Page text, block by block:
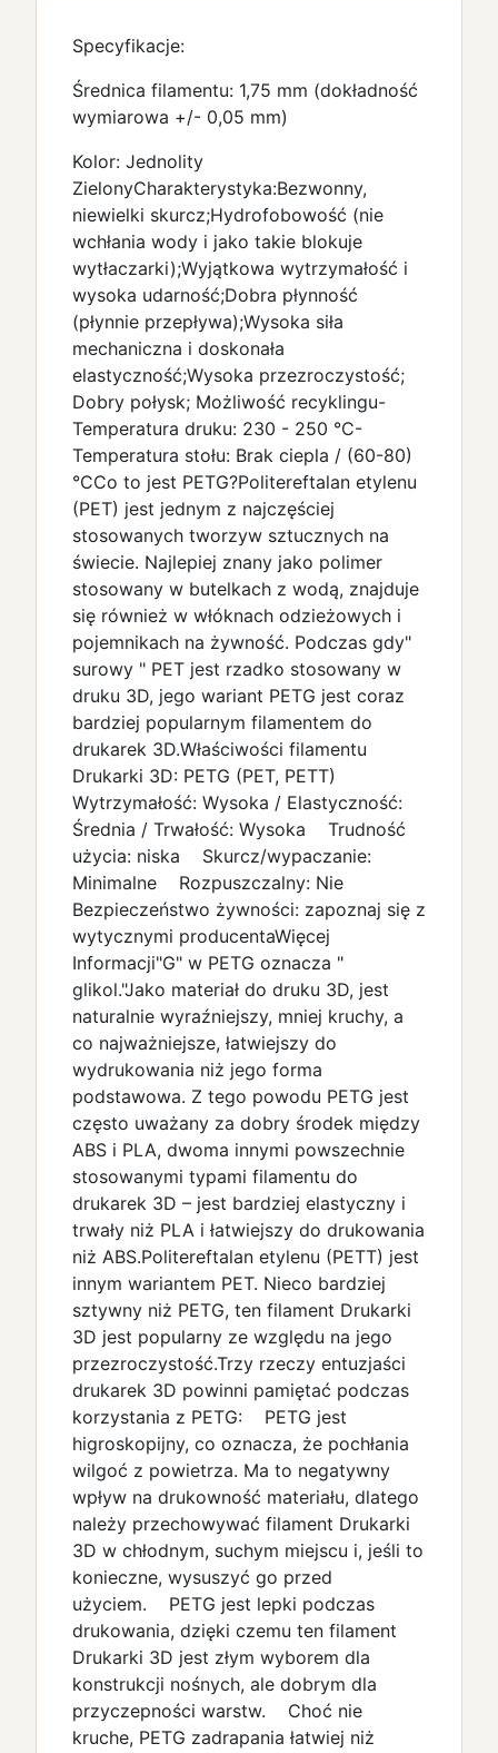
Specyfikacje:
Średnica filamentu: 1,75 mm (dokładność
wymiarowa +/- 0,05 mm)
Kolor: Jednolity
ZielonyCharakterystyka:Bezwonny,
niewielki skurcz;Hydrofobowość (nie
wchłania wody i jako takie blokuje
wytłaczarki);Wyjątkowa wytrzymałość i
wysoka udarność;Dobra płynność
(płynnie przepływa);Wysoka siła
mechaniczna i doskonała
elastyczność;Wysoka przezroczystość;
Dobry połysk; Możliwość recyklingu-
Temperatura druku: 230 - 250 °C-
Temperatura stołu: Brak ciepla / (60-80)
°CCo to jest PETG?Politereftalan etylenu
(PET) jest jednym z najczęściej
stosowanych tworzyw sztucznych na
świecie. Najlepiej znany jako polimer
stosowany w butelkach z wodą, znajduje
się również w włóknach odzieżowych i
pojemnikach na żywność. Podczas gdy"
surowy " PET jest rzadko stosowany w
druku 3D, jego wariant PETG jest coraz
bardziej popularnym filamentem do
drukarek 3D.Właściwości filamentu
Drukarki 3D: PETG (PET, PETT)
Wytrzymałość: Wysoka / Elastyczność:
Średnia / Trwałość: Wysoka Trudność
użycia: niska Skurcz/wypaczanie:
Minimalne Rozpuszczalny: Nie
Bezpieczeństwo żywności: zapoznaj się z
wytycznymi producentaWięcej
Informacji"G" w PETG oznacza "
glikol."Jako materiał do druku 3D, jest
naturalnie wyraźniejszy, mniej kruchy, a
co najważniejsze, łatwiejszy do
wydrukowania niż jego forma
podstawowa. Z tego powodu PETG jest
często uważany za dobry środek między
ABS i PLA, dwoma innymi powszechnie
stosowanymi typami filamentu do
drukarek 3D – jest bardziej elastyczny i
trwały niż PLA i łatwiejszy do drukowania
niż ABS.Politereftalan etylenu (PETT) jest
innym wariantem PET. Nieco bardziej
sztywny niż PETG, ten filament Drukarki
3D jest popularny ze względu na jego
przezroczystość.Trzy rzeczy entuzjaści
drukarek 3D powinni pamiętać podczas
korzystania z PETG: PETG jest
higroskopijny, co oznacza, że pochłania
wilgoć z powietrza. Ma to negatywny
wpływ na drukowność materiału, dlatego
należy przechowywać filament Drukarki
3D w chłodnym, suchym miejscu i, jeśli to
konieczne, wysuszyć go przed
użyciem. PETG jest lepki podczas
drukowania, dzięki czemu ten filament
Drukarki 3D jest złym wyborem dla
konstrukcji nośnych, ale dobrym dla
przyczepności warstw. Choć nie
kruche, PETG zadrapania łatwiej niż